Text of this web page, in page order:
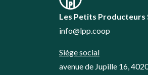
Les Petits Producteurs
info@lpp.coop
Siège social
avenue de Jupille 16,